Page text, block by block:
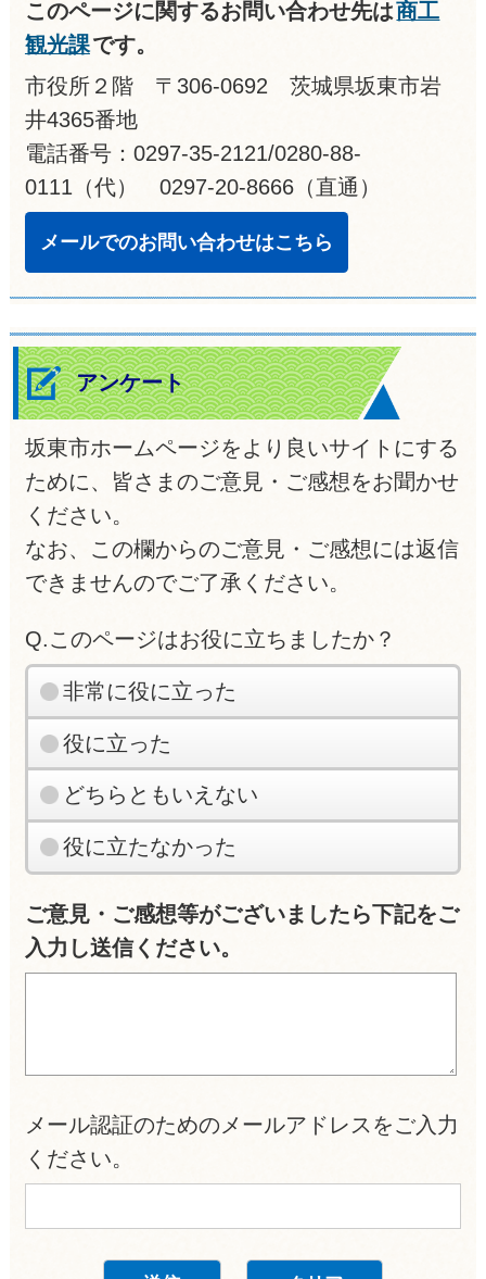
このページに関するお問い合わせ先は商工
観光課です。
市役所２階 〒306-0692 茨城県坂東市岩
井4365番地
電話番号：0297-35-2121/0280-88-
0111（代） 0297-20-8666（直通）
メールでのお問い合わせはこちら
アンケート
坂東市ホームページをより良いサイトにする
ために、皆さまのご意見・ご感想をお聞かせ
ください。
なお、この欄からのご意見・ご感想には返信
できませんのでご了承ください。
Q.このページはお役に立ちましたか？
非常に役に立った
役に立った
どちらともいえない
役に立たなかった
ご意見・ご感想等がございましたら下記をご
入力し送信ください。
メール認証のためのメールアドレスをご入力
ください。